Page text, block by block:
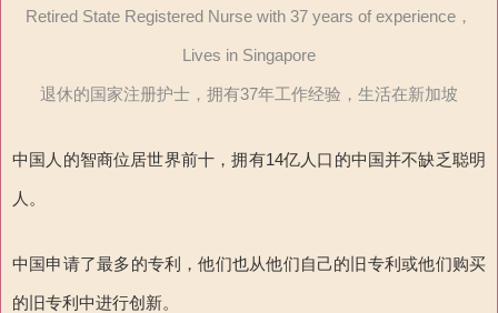
Retired State Registered Nurse with 37 years of experience，
Lives in Singapore
退休的国家注册护士，拥有37年工作经验，生活在新加坡
中国人的智商位居世界前十，拥有14亿人口的中国并不缺乏聪明
人。
中国申请了最多的专利，他们也从他们自己的旧专利或他们购买
的旧专利中进行创新。